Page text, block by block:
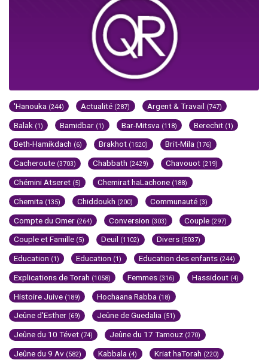
'Hanouka (244) Actualité (287) Argent & Travail (747)
Balak (1) Bamidbar (1) Bar-Mitsva (118) Berechit (1)
Beth-Hamikdach (6) Brakhot (1520) Brit-Mila (176)
Cacheroute (3703) Chabbath (2429) Chavouot (219)
Chémini Atseret (5) Chemirat haLachone (188)
Chemita (135) Chiddoukh (200) Communauté (3)
Compte du Omer (264) Conversion (303) Couple (297)
Couple et Famille (5) Deuil (1102) Divers (5037)
Education (1) Education (1) Education des enfants (244)
Explications de Torah (1058) Femmes (316) Hassidout (4)
Histoire Juive (189) Hochaana Rabba (18)
Jeûne d'Esther (69) Jeûne de Guedalia (51)
Jeûne du 10 Tévet (74) Jeûne du 17 Tamouz (270)
Jeûne du 9 Av (582) Kabbala (4) Kriat haTorah (220)